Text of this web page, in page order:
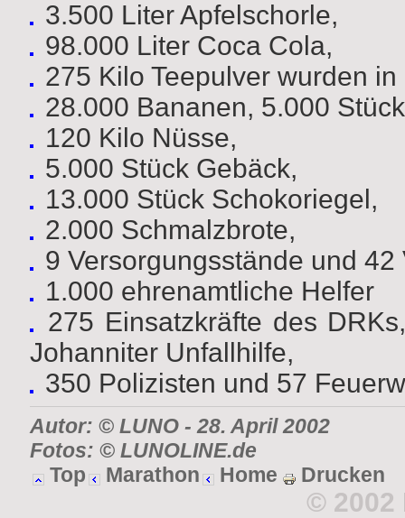
3.500 Liter Apfelschorle,
98.000 Liter Coca Cola,
275 Kilo Teepulver wurden
28.000 Bananen, 5.000
120 Kilo Nüsse,
5.000 Stück Gebäck,
13.000 Stück Schokoriegel,
2.000 Schmalzbrote,
9 Versorgungsstände und
1.000 ehrenamtliche Helfer
275 Einsatzkräfte des
Johanniter Unfallhilfe,
350 Polizisten und 57
Autor: © LUNO- 28. April 2002
Fotos: © LUNOLINE.de
Top
Marathon Home Drucken
© 2002